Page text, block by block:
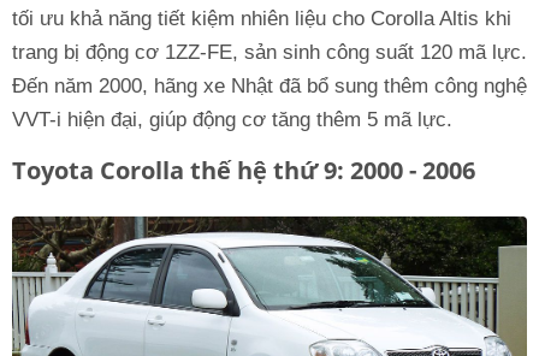
tối ưu khả năng tiết kiệm nhiên liệu cho Corolla Altis khi
trang bị động cơ 1ZZ-FE, sản sinh công suất 120 mã lực.
Đến năm 2000, hãng xe Nhật đã bổ sung thêm công nghệ
VVT-i hiện đại, giúp động cơ tăng thêm 5 mã lực.
Toyota Corolla thế hệ thứ 9: 2000 - 2006